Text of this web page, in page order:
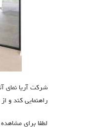
شرکت آریا نمای
راهنمایی کند و
لطفا برای